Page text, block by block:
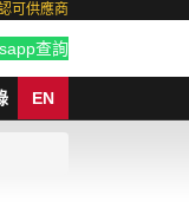
可供應商
查詢
EN